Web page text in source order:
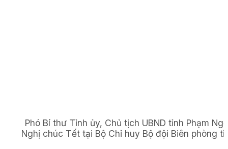
Phó Bí thư Tỉnh ủy, Chủ tịch UBND tỉnh Phạm
Nghị chúc Tết tại Bộ Chỉ huy Bộ đội Biên phòng